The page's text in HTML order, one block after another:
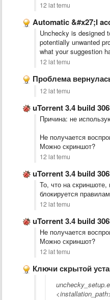
12 lat temu
Automatic &#x27;I
Unchecky is designed
potentially unwanted
what your suggestion
12 lat temu
Проблема
12 lat temu
uTorrent 3.4 build
Причина: не
Не получается
Можно скриншот?
12 lat temu
uTorrent 3.4 build
То, что на скриншоте,
блокируется
12 lat temu
uTorrent 3.4 build
Не получается
Можно скриншот?
12 lat temu
Ключи скрытой